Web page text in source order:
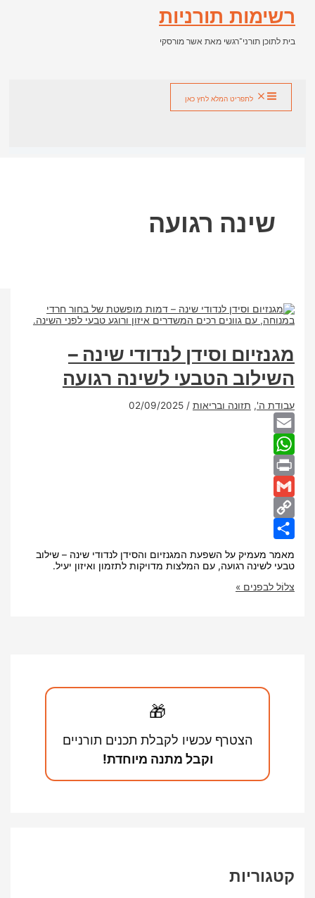
תורניות
תורני־רגשי מאת אשר מורסקי
לתפריט המלא לחץ כאן
רגועה
וסידן לנדודי שינה –
הטבעי לשינה רגועה
תזונה ובריאות/
02/09/2025
על השפעת המגנזיום והסידן לנדודי שינה – שילוב
רגועה, עם המלצות מדויקות לתזמון ואיזון יעיל.
»
הצטרף עכשיו לקבלת תכנים תורניים
וקבל מתנה מיוחדת!